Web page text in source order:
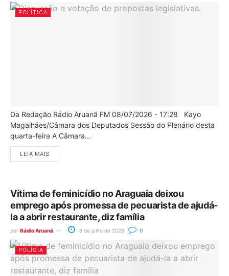
POLÍTICA
Da Redação Rádio Aruanã FM 08/07/2026 - 17:28 Kayo
Magalhães/Câmara dos Deputados Sessão do Plenário desta
quarta-feira A Câmara...
LEIA MAIS
Vítima de feminicídio no Araguaia deixou
emprego após promessa de pecuarista de ajudá-
la a abrir restaurante, diz família
por Rádio Aruanã 8 de julho de 2026 0
POLÍCIA